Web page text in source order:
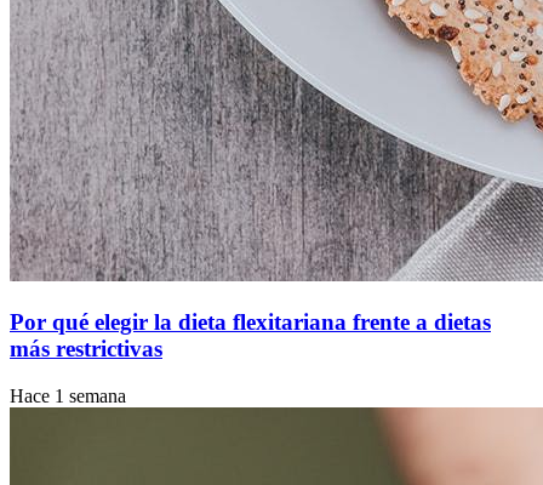
Por qué elegir la dieta flexitariana frente a dietas
más restrictivas
Hace 1 semana